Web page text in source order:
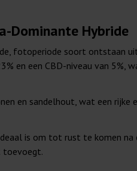
Dominante Hybride
fotoperiode soort ontstaan
en een CBD-niveau van 5%,
en sandelhout, wat een rijke
is om tot rust te komen na
toevoegt.